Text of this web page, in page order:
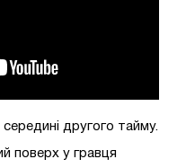
другого тайму.
поверх у гравця